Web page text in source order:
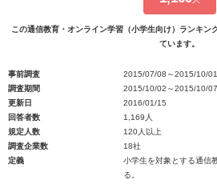
この通信教育・オンライン学習（小学生向け）ランキン
ています。
事前調査
2015/07/08～2015/10/01
調査期間
2015/10/02～2015/10/07
更新日
2016/01/15
回答者数
1,169人
規定人数
120人以上
調査企業数
18社
定義
小学生を対象とする通信
る。